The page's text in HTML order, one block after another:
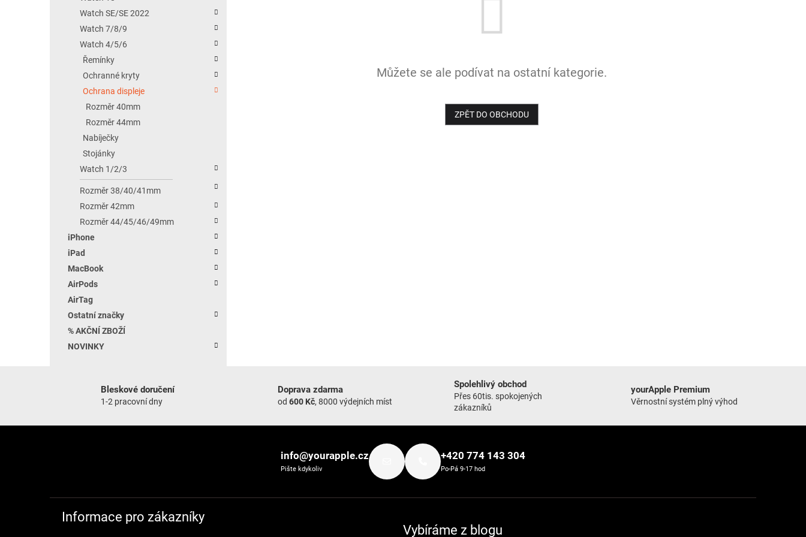
Watch SE/SE 2022
Watch 7/8/9
Watch 4/5/6
Řemínky
Ochranné kryty
Ochrana displeje
Rozměr 40mm
Rozměr 44mm
Nabíječky
Stojánky
Watch 1/2/3
Rozměr 38/40/41mm
Rozměr 42mm
Rozměr 44/45/46/49mm
iPhone
iPad
MacBook
AirPods
AirTag
Ostatní značky
% AKČNÍ ZBOŽÍ
NOVINKY
Můžete se ale podívat na ostatní kategorie.
ZPĚT DO OBCHODU
Bleskové doručení
1-2 pracovní dny
Doprava zdarma
od 600 Kč, 8000 výdejních míst
Spolehlivý obchod
Přes 60tis. spokojených
zákazníků
yourApple Premium
Věrnostní systém plný výhod
info@yourapple.cz
Pište kdykoliv
+420 774 143 304
Po-Pá 9-17 hod
Informace pro zákazníky
Vybíráme z blogu